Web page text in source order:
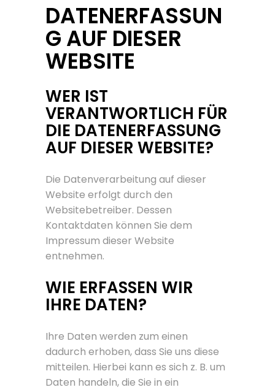
DATENERFASSUN
G AUF DIESER
WEBSITE
WER IST
VERANTWORTLICH FÜR
DIE DATENERFASSUNG
AUF DIESER WEBSITE?
Die Datenverarbeitung auf dieser
Website erfolgt durch den
Websitebetreiber. Dessen
Kontaktdaten können Sie dem
Impressum dieser Website
entnehmen.
WIE ERFASSEN WIR
IHRE DATEN?
Ihre Daten werden zum einen
dadurch erhoben, dass Sie uns diese
mitteilen. Hierbei kann es sich z. B. um
Daten handeln, die Sie in ein